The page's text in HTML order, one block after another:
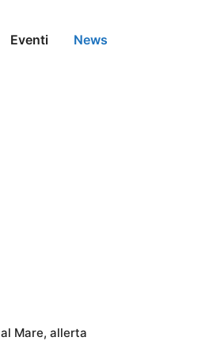
Eventi News
Mare, allerta